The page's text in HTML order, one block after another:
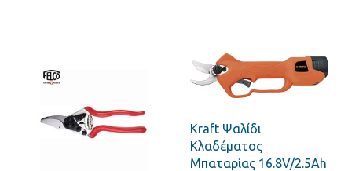
Kraft Ψαλίδι
Κλαδέματος
Μπαταρίας 16.8V/2.5Ah